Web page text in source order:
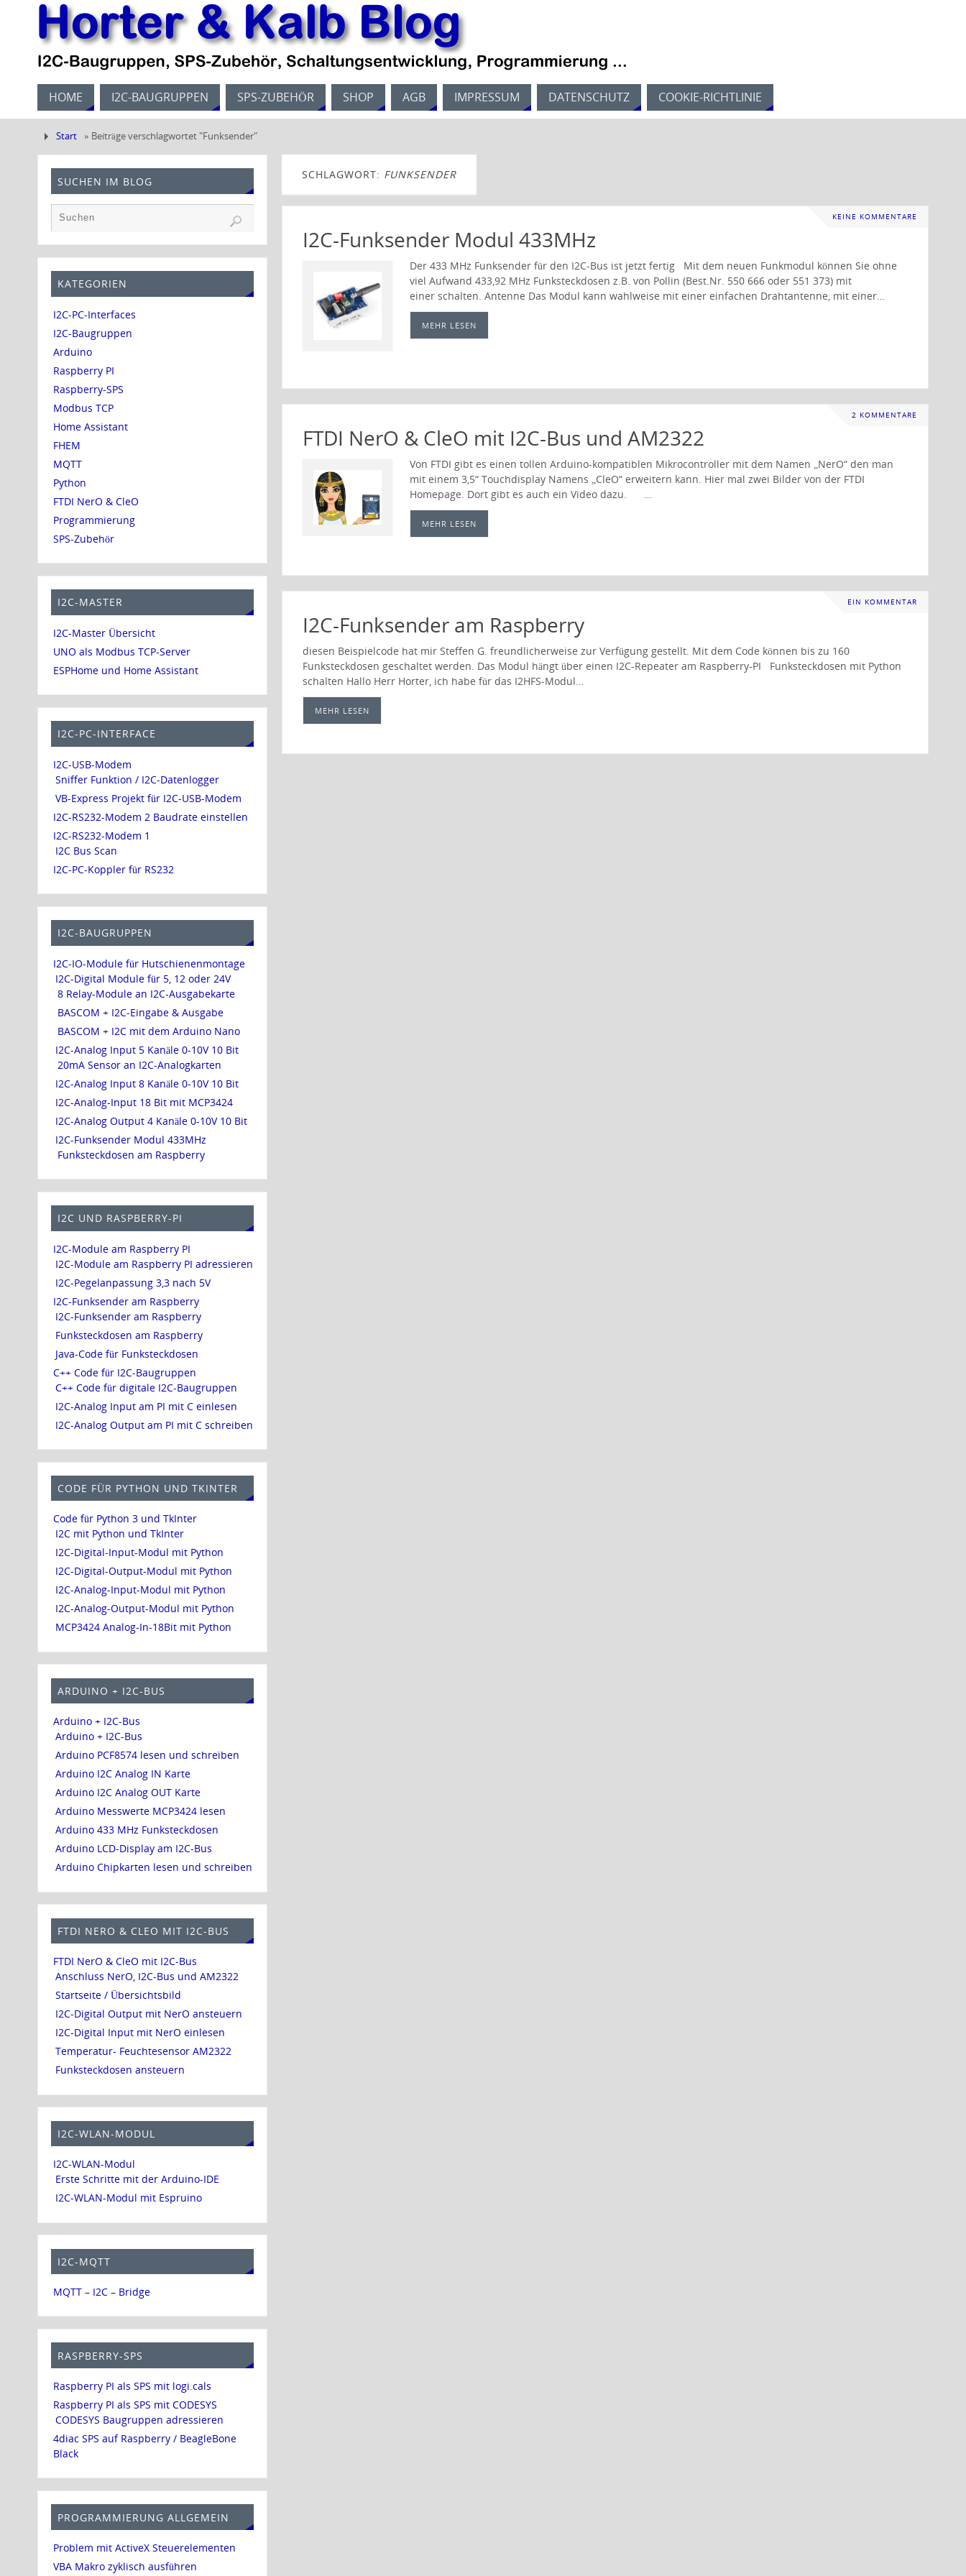
HOME I2C-BAUGRUPPEN SPS-ZUBEHÖR SHOP AGB IMPRESSUM DATENSCHUTZ COOKIE-RICHTLINIE
Start » Beiträge verschlagwortet "Funksender"
SCHLAGWORT: FUNKSENDER
KEINE KOMMENTARE
I2C-Funksender Modul 433MHz
Der 433 MHz Funksender für den I2C-Bus ist jetzt fertig Mit dem neuen Funkmodul können Sie ohne
viel Aufwand 433,92 MHz Funksteckdosen z.B. von Pollin (Best.Nr. 550 666 oder 551 373) mit
einer schalten. Antenne Das Modul kann wahlweise mit einer einfachen Drahtantenne, mit einer…
MEHR LESEN
2 KOMMENTARE
FTDI NerO & CleO mit I2C-Bus und AM2322
Von FTDI gibt es einen tollen Arduino-kompatiblen Mikrocontroller mit dem Namen „NerO“ den man
mit einem 3,5“ Touchdisplay Namens „CleO“ erweitern kann. Hier mal zwei Bilder von der FTDI
Homepage. Dort gibt es auch ein Video dazu. …
MEHR LESEN
EIN KOMMENTAR
I2C-Funksender am Raspberry
diesen Beispielcode hat mir Steffen G. freundlicherweise zur Verfügung gestellt. Mit dem Code können bis zu 160
Funksteckdosen geschaltet werden. Das Modul hängt über einen I2C-Repeater am Raspberry-PI Funksteckdosen mit Python
schalten Hallo Herr Horter, ich habe für das I2HFS-Modul…
MEHR LESEN
SUCHEN IM BLOG
KATEGORIEN
I2C-PC-Interfaces
I2C-Baugruppen
Arduino
Raspberry PI
Raspberry-SPS
Modbus TCP
Home Assistant
FHEM
MQTT
Python
FTDI NerO & CleO
Programmierung
SPS-Zubehör
I2C-MASTER
I2C-Master Übersicht
UNO als Modbus TCP-Server
ESPHome und Home Assistant
I2C-PC-INTERFACE
I2C-USB-Modem
Sniffer Funktion / I2C-Datenlogger
VB-Express Projekt für I2C-USB-Modem
I2C-RS232-Modem 2 Baudrate einstellen
I2C-RS232-Modem 1
I2C Bus Scan
I2C-PC-Koppler für RS232
I2C-BAUGRUPPEN
I2C-IO-Module für Hutschienenmontage
I2C-Digital Module für 5, 12 oder 24V
8 Relay-Module an I2C-Ausgabekarte
BASCOM + I2C-Eingabe & Ausgabe
BASCOM + I2C mit dem Arduino Nano
I2C-Analog Input 5 Kanäle 0-10V 10 Bit
20mA Sensor an I2C-Analogkarten
I2C-Analog Input 8 Kanäle 0-10V 10 Bit
I2C-Analog-Input 18 Bit mit MCP3424
I2C-Analog Output 4 Kanäle 0-10V 10 Bit
I2C-Funksender Modul 433MHz
Funksteckdosen am Raspberry
I2C UND RASPBERRY-PI
I2C-Module am Raspberry PI
I2C-Module am Raspberry PI adressieren
I2C-Pegelanpassung 3,3 nach 5V
I2C-Funksender am Raspberry
I2C-Funksender am Raspberry
Funksteckdosen am Raspberry
Java-Code für Funksteckdosen
C++ Code für I2C-Baugruppen
C++ Code für digitale I2C-Baugruppen
I2C-Analog Input am PI mit C einlesen
I2C-Analog Output am PI mit C schreiben
CODE FÜR PYTHON UND TKINTER
Code für Python 3 und TkInter
I2C mit Python und TkInter
I2C-Digital-Input-Modul mit Python
I2C-Digital-Output-Modul mit Python
I2C-Analog-Input-Modul mit Python
I2C-Analog-Output-Modul mit Python
MCP3424 Analog-In-18Bit mit Python
ARDUINO + I2C-BUS
Arduino + I2C-Bus
Arduino + I2C-Bus
Arduino PCF8574 lesen und schreiben
Arduino I2C Analog IN Karte
Arduino I2C Analog OUT Karte
Arduino Messwerte MCP3424 lesen
Arduino 433 MHz Funksteckdosen
Arduino LCD-Display am I2C-Bus
Arduino Chipkarten lesen und schreiben
FTDI NERO & CLEO MIT I2C-BUS
FTDI NerO & CleO mit I2C-Bus
Anschluss NerO, I2C-Bus und AM2322
Startseite / Übersichtsbild
I2C-Digital Output mit NerO ansteuern
I2C-Digital Input mit NerO einlesen
Temperatur- Feuchtesensor AM2322
Funksteckdosen ansteuern
I2C-WLAN-MODUL
I2C-WLAN-Modul
Erste Schritte mit der Arduino-IDE
I2C-WLAN-Modul mit Espruino
I2C-MQTT
MQTT – I2C – Bridge
RASPBERRY-SPS
Raspberry PI als SPS mit logi.cals
Raspberry PI als SPS mit CODESYS
CODESYS Baugruppen adressieren
4diac SPS auf Raspberry / BeagleBone
Black
PROGRAMMIERUNG ALLGEMEIN
Problem mit ActiveX Steuerelementen
VBA Makro zyklisch ausführen